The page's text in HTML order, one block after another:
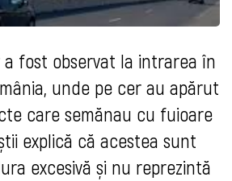
fost observat la intrarea în
unde pe cer au apărut
care semănau cu fuioare
explică că acestea sunt
excesivă și nu reprezintă